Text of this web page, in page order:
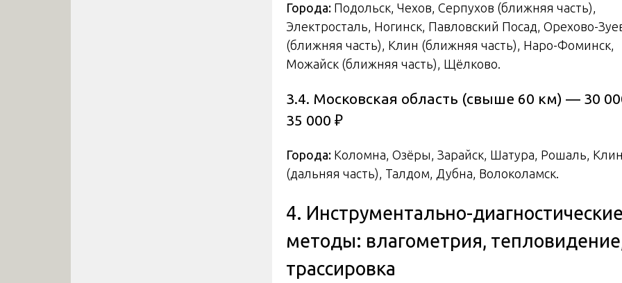
Города: Подольск, Чехов, Серпухов (ближняя часть),
Электросталь, Ногинск, Павловский Посад, Орехово-
(ближняя часть), Клин (ближняя часть), Наро-Фоминск,
Можайск (ближняя часть), Щёлково.
3.4. Московская область (свыше 60 км) — 30
35 000 ₽
Города: Коломна, Озёры, Зарайск, Шатура, Рошаль,
(дальняя часть), Талдом, Дубна, Волоколамск.
4. Инструментально-
методы: влагометрия,
трассировка